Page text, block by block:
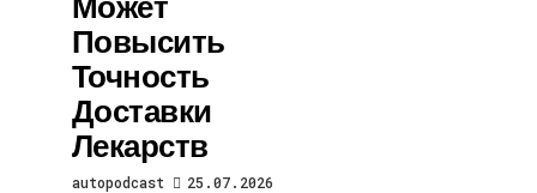
Повысить
Точность
Доставки
Лекарств
autopodcast 25.07.2026